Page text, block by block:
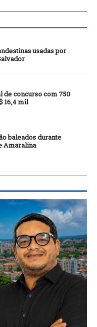
usadas por
de concurso com 750
16,4 mil
baleados durante
Amaralina